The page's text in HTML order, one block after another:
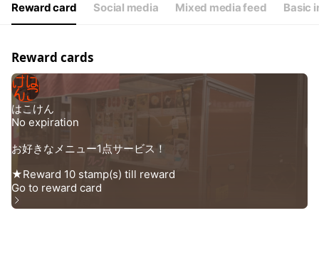
不定休
Reward card Social media Mixed media feed Basic
Reward cards